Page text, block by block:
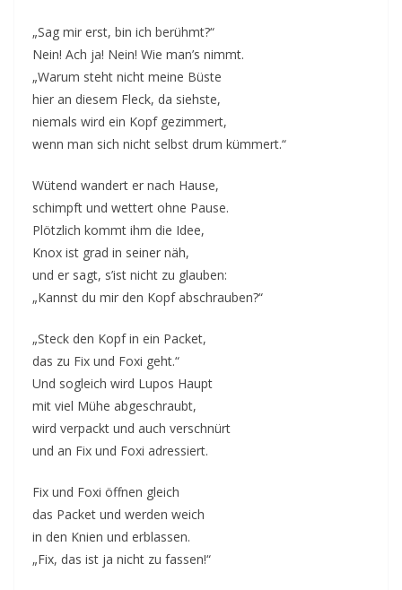
„Sag mir erst, bin ich berühmt?“
Nein! Ach ja! Nein! Wie man’s nimmt.
„Warum steht nicht meine Büste
hier an diesem Fleck, da siehste,
niemals wird ein Kopf gezimmert,
wenn man sich nicht selbst drum kümmert.“
Wütend wandert er nach Hause,
schimpft und wettert ohne Pause.
Plötzlich kommt ihm die Idee,
Knox ist grad in seiner näh,
und er sagt, s’ist nicht zu glauben:
„Kannst du mir den Kopf abschrauben?“
„Steck den Kopf in ein Packet,
das zu Fix und Foxi geht.“
Und sogleich wird Lupos Haupt
mit viel Mühe abgeschraubt,
wird verpackt und auch verschnürt
und an Fix und Foxi adressiert.
Fix und Foxi öffnen gleich
das Packet und werden weich
in den Knien und erblassen.
„Fix, das ist ja nicht zu fassen!“